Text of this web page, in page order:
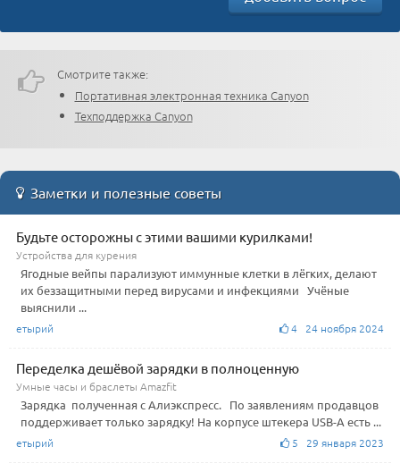
Смотрите также:
Портативная электронная техника Canyon
Техподдержка Canyon
Заметки и полезные советы
Будьте осторожны с этими вашими курилками!
Устройства для курения
Ягодные вейпы парализуют иммунные клетки в лёгких, делают
их беззащитными перед вирусами и инфекциями Учёные
выяснили ...
етырий 4 24 ноября 2024
Переделка дешёвой зарядки в полноценную
Умные часы и браслеты Amazfit
Зарядка полученная с Алиэкспресс. По заявлениям продавцов
поддерживает только зарядку! На корпусе штекера USB-А есть ...
етырий 5 29 января 2023